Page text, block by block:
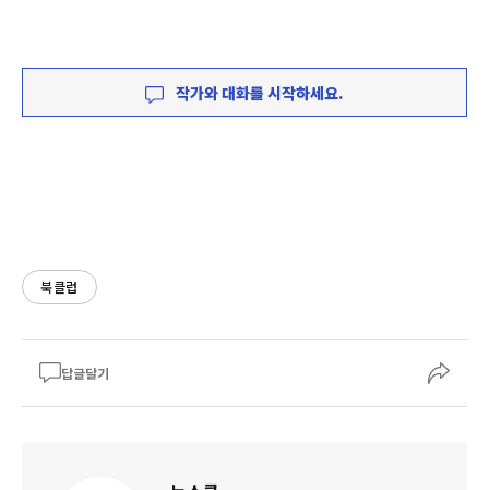
작가와 대화를 시작하세요.
북클럽
답글달기